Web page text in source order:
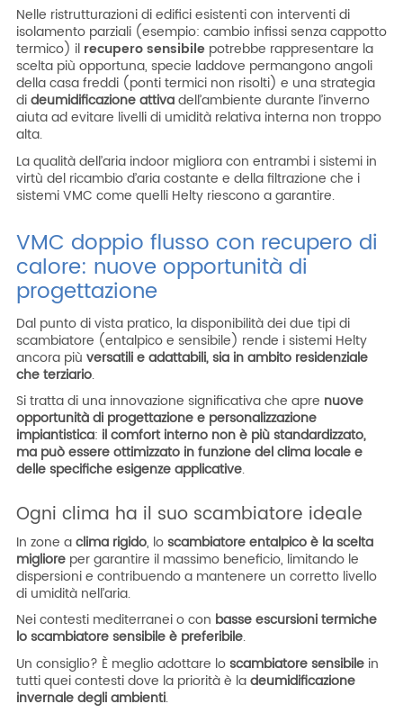
Nelle ristrutturazioni di edifici esistenti con interventi di
isolamento parziali (esempio: cambio infissi senza cappotto
termico) il recupero sensibilepotrebbe rappresentare la
scelta più opportuna, specie laddove permangono angoli
della casa freddi (ponti termici non risolti) e una strategia
dideumidificazione attivadell’ambiente durante l’inverno
aiuta ad evitare livelli di umidità relativa interna non troppo
alta.
La qualità dell’aria indoor migliora con entrambi i sistemi in
virtù del ricambio d’aria costante e della filtrazione che i
sistemi VMC come quelli Helty riescono a garantire.
VMC doppio flusso con recupero di
calore: nuove opportunità di
progettazione
Dal punto di vista pratico, la disponibilità dei due tipi di
scambiatore (entalpico e sensibile) rende i sistemi Helty
ancora più versatili e adattabili, sia in ambito residenziale
che terziario.
Si tratta di una innovazione significativa che apre nuove
opportunità di progettazione e personalizzazione
impiantistica: il comfort interno non è più standardizzato,
ma può essere ottimizzato in funzione del clima locale e
delle specifiche esigenze applicative.
Ogni clima ha il suo scambiatore ideale
In zone aclima rigido, loscambiatore entalpico è la scelta
miglioreper garantire il massimo beneficio, limitando le
dispersioni e contribuendo a mantenere un corretto livello
di umidità nell’aria.
Nei contesti mediterranei o con basse escursioni termiche
lo scambiatore sensibile è preferibile.
Un consiglio? È meglio adottare loscambiatore sensibilein
tutti quei contesti dove la priorità è ladeumidificazione
invernale degli ambienti.